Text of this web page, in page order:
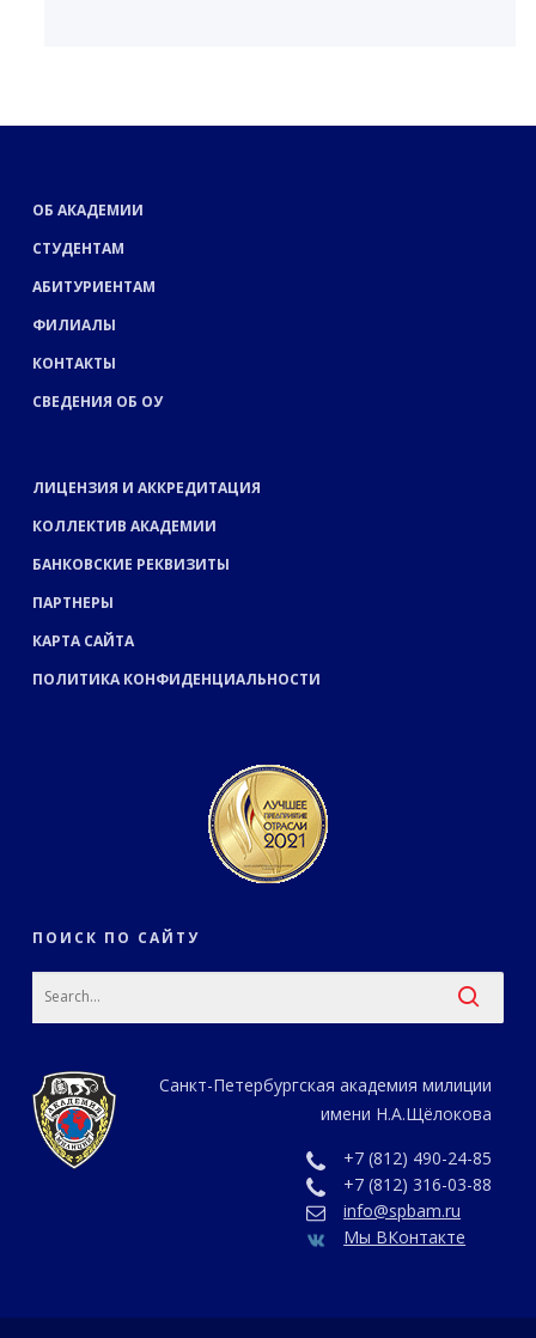
ОБ АКАДЕМИИ
СТУДЕНТАМ
АБИТУРИЕНТАМ
ФИЛИАЛЫ
КОНТАКТЫ
СВЕДЕНИЯ ОБ ОУ
ЛИЦЕНЗИЯ И АККРЕДИТАЦИЯ
КОЛЛЕКТИВ АКАДЕМИИ
БАНКОВСКИЕ РЕКВИЗИТЫ
ПАРТНЕРЫ
КАРТА САЙТА
ПОЛИТИКА КОНФИДЕНЦИАЛЬНОСТИ
ПОИСК ПО САЙТУ
Санкт-Петербургская академия милиции
имени Н.А.Щёлокова
+7 (812) 490-24-85
+7 (812) 316-03-88
info@spbam.ru
Мы ВКонтакте